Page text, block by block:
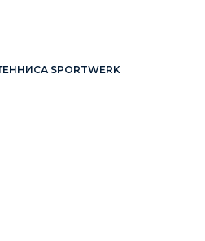
SPORTWERK